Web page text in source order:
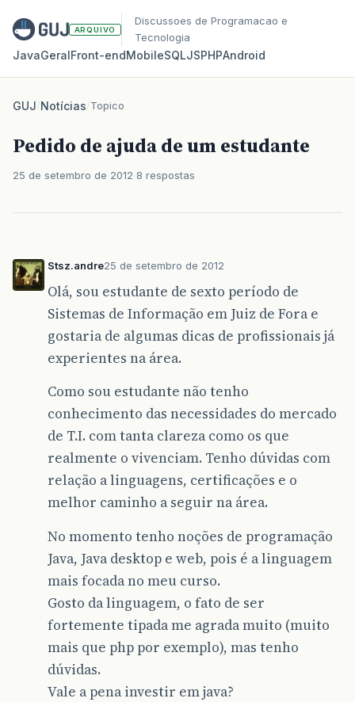
ARQUIVO
Discussoes de Programacao e
Tecnologia
JavaGeralFront‑endMobileSQLJSPHPAndroid
GUJ/Notícias/Topico
Pedido de ajuda de um estudante
25 de setembro de 2012 8 respostas
Stsz.andre25 de setembro de 2012
Olá, sou estudante de sexto período de
Sistemas de Informação em Juiz de Fora e
gostaria de algumas dicas de profissionais já
experientes na área.
Como sou estudante não tenho
conhecimento das necessidades do mercado
de T.I. com tanta clareza como os que
realmente o vivenciam. Tenho dúvidas com
relação a linguagens, certificações e o
melhor caminho a seguir na área.
No momento tenho noções de programação
Java, Java desktop e web, pois é a linguagem
mais focada no meu curso.
Gosto da linguagem, o fato de ser
fortemente tipada me agrada muito (muito
mais que php por exemplo), mas tenho
dúvidas.
Vale a pena investir em java?